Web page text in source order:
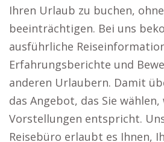
Ihren Urlaub zu buchen,
beeinträchtigen. Bei uns
ausführliche
Erfahrungsberichte und
anderen Urlaubern. Damit
das Angebot, das Sie
Vorstellungen entspricht.
Reisebüro erlaubt es Ihnen,